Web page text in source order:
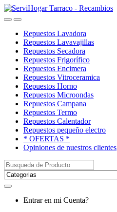
Saltar
a
saltar
al
OpenClose
Repuestos Lavadora
Repuestos Lavavajillas
Repuestos Secadora
Repuestos Frigorífico
Repuestos Encimera
Repuestos Vitroceramica
Repuestos Horno
Repuestos Microondas
Repuestos Campana
Repuestos Termo
Repuestos Calentador
Repuestos pequeño electro
* OFERTAS *
Opiniones de nuestros clientes
Buscar:
Entrar en mi Cuenta?